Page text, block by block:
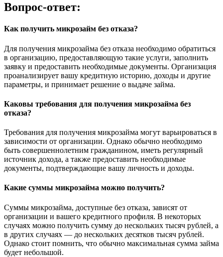
Вопрос-ответ:
Как получить микрозайм без отказа?
Для получения микрозайма без отказа необходимо обратиться
в организацию, предоставляющую такие услуги, заполнить
заявку и предоставить необходимые документы. Организация
проанализирует вашу кредитную историю, доходы и другие
параметры, и принимает решение о выдаче займа.
Каковы требования для получения микрозайма без
отказа?
Требования для получения микрозайма могут варьироваться в
зависимости от организации. Однако обычно необходимо
быть совершеннолетним гражданином, иметь регулярный
источник дохода, а также предоставить необходимые
документы, подтверждающие вашу личность и доходы.
Какие суммы микрозайма можно получить?
Суммы микрозайма, доступные без отказа, зависят от
организации и вашего кредитного профиля. В некоторых
случаях можно получить сумму до нескольких тысяч рублей, а
в других случаях — до нескольких десятков тысяч рублей.
Однако стоит помнить, что обычно максимальная сумма займа
будет небольшой.